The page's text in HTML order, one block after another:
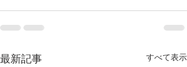
最新記事 すべて表示